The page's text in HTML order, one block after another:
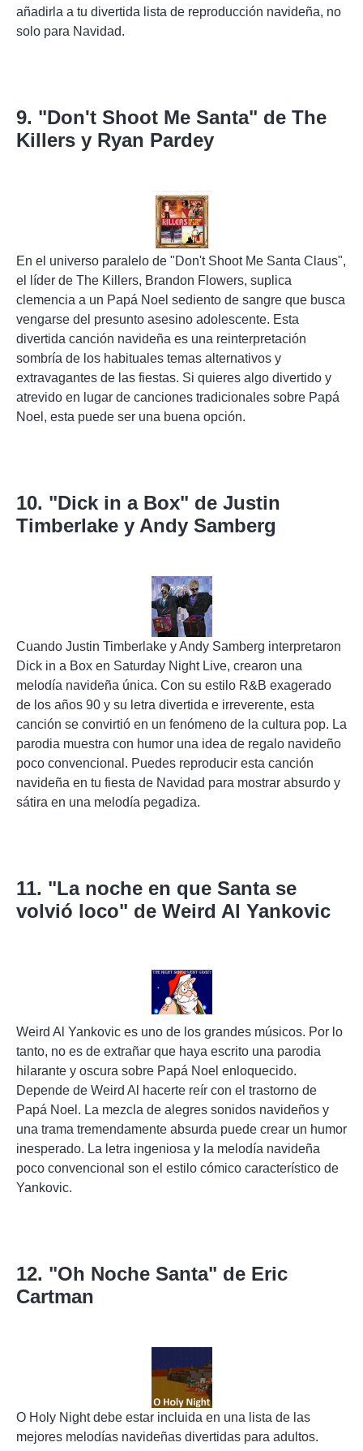
añadirla a tu divertida lista de reproducción navideña, no
solo para Navidad.
9. "Don't Shoot Me Santa" de The
Killers y Ryan Pardey
En el universo paralelo de "Don't Shoot Me Santa Claus",
el líder de The Killers, Brandon Flowers, suplica
clemencia a un Papá Noel sediento de sangre que busca
vengarse del presunto asesino adolescente. Esta
divertida canción navideña es una reinterpretación
sombría de los habituales temas alternativos y
extravagantes de las fiestas. Si quieres algo divertido y
atrevido en lugar de canciones tradicionales sobre Papá
Noel, esta puede ser una buena opción.
10. "Dick in a Box" de Justin
Timberlake y Andy Samberg
Cuando Justin Timberlake y Andy Samberg interpretaron
Dick in a Box en Saturday Night Live, crearon una
melodía navideña única. Con su estilo R&B exagerado
de los años 90 y su letra divertida e irreverente, esta
canción se convirtió en un fenómeno de la cultura pop. La
parodia muestra con humor una idea de regalo navideño
poco convencional. Puedes reproducir esta canción
navideña en tu fiesta de Navidad para mostrar absurdo y
sátira en una melodía pegadiza.
11. "La noche en que Santa se
volvió loco" de Weird Al Yankovic
Weird Al Yankovic es uno de los grandes músicos. Por lo
tanto, no es de extrañar que haya escrito una parodia
hilarante y oscura sobre Papá Noel enloquecido.
Depende de Weird Al hacerte reír con el trastorno de
Papá Noel. La mezcla de alegres sonidos navideños y
una trama tremendamente absurda puede crear un humor
inesperado. La letra ingeniosa y la melodía navideña
poco convencional son el estilo cómico característico de
Yankovic.
12. "Oh Noche Santa" de Eric
Cartman
O Holy Night debe estar incluida en una lista de las
mejores melodías navideñas divertidas para adultos.